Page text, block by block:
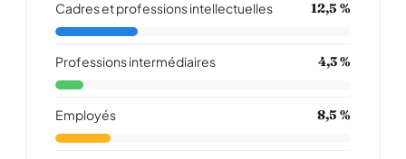
Cadres et professions intellectuelles 12,5 %
Professions intermédiaires 4,3 %
Employés 8,5 %